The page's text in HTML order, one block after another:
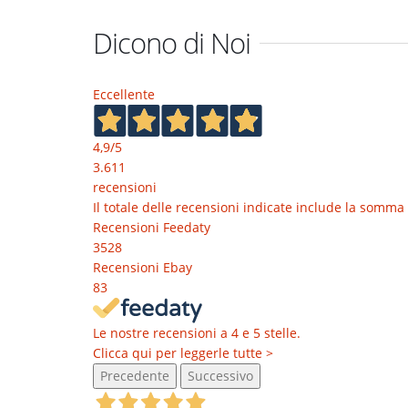
Dicono di Noi
Eccellente
4,9/5
3.611
recensioni
Il totale delle recensioni indicate include la somma
Recensioni Feedaty
3528
Recensioni Ebay
83
Le nostre recensioni a 4 e 5 stelle.
Clicca qui per leggerle tutte >
Precedente
Successivo